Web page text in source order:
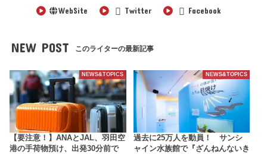
WebSite Twitter Facebook
NEW POST このライターの最新記事
NEWS&TOPICS
【要注意！】ANAとJAL、羽田空
港の手荷物預け、出発30分前で
NEWS&TOPICS
過去に25万人を動員！ サンシ
ャイン水族館で『ざんねんないき